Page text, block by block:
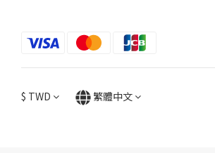
$ TWD 繁體中文